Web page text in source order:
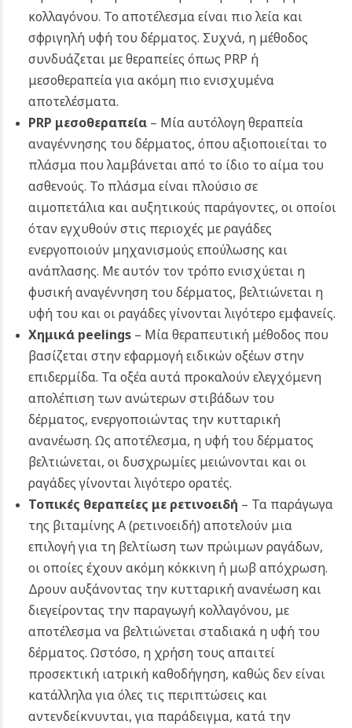
κολλαγόνου. Το αποτέλεσμα είναι πιο λεία και
σφριγηλή υφή του δέρματος. Συχνά, η μέθοδος
συνδυάζεται με θεραπείες όπως PRP ή
μεσοθεραπεία για ακόμη πιο ενισχυμένα
αποτελέσματα.
PRP μεσοθεραπεία– Μία αυτόλογη θεραπεία
αναγέννησης του δέρματος, όπου αξιοποιείται το
πλάσμα που λαμβάνεται από το ίδιο το αίμα του
ασθενούς. Το πλάσμα είναι πλούσιο σε
αιμοπετάλια και αυξητικούς παράγοντες, οι οποίοι
όταν εγχυθούν στις περιοχές με ραγάδες
ενεργοποιούν μηχανισμούς επούλωσης και
ανάπλασης. Με αυτόν τον τρόπο ενισχύεται η
φυσική αναγέννηση του δέρματος, βελτιώνεται η
υφή του και οι ραγάδες γίνονται λιγότερο εμφανείς.
Χημικά peelings– Μία θεραπευτική μέθοδος που
βασίζεται στην εφαρμογή ειδικών οξέων στην
επιδερμίδα. Τα οξέα αυτά προκαλούν ελεγχόμενη
απολέπιση των ανώτερων στιβάδων του
δέρματος, ενεργοποιώντας την κυτταρική
ανανέωση. Ως αποτέλεσμα, η υφή του δέρματος
βελτιώνεται, οι δυσχρωμίες μειώνονται και οι
ραγάδες γίνονται λιγότερο ορατές.
Τοπικές θεραπείες με ρετινοειδή – Τα παράγωγα
της βιταμίνης Α (ρετινοειδή) αποτελούν μια
επιλογή για τη βελτίωση των πρώιμων ραγάδων,
οι οποίες έχουν ακόμη κόκκινη ή μωβ απόχρωση.
Δρουν αυξάνοντας την κυτταρική ανανέωση και
διεγείροντας την παραγωγή κολλαγόνου, με
αποτέλεσμα να βελτιώνεται σταδιακά η υφή του
δέρματος. Ωστόσο, η χρήση τους απαιτεί
προσεκτική ιατρική καθοδήγηση, καθώς δεν είναι
κατάλληλα για όλες τις περιπτώσεις και
αντενδείκνυνται, για παράδειγμα, κατά την